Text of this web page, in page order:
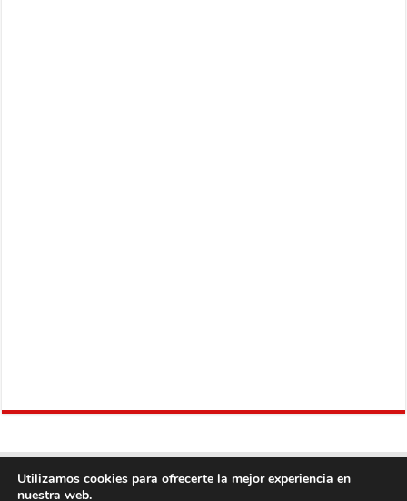
Utilizamos cookies para ofrecerte la mejor experiencia en
nuestra web.